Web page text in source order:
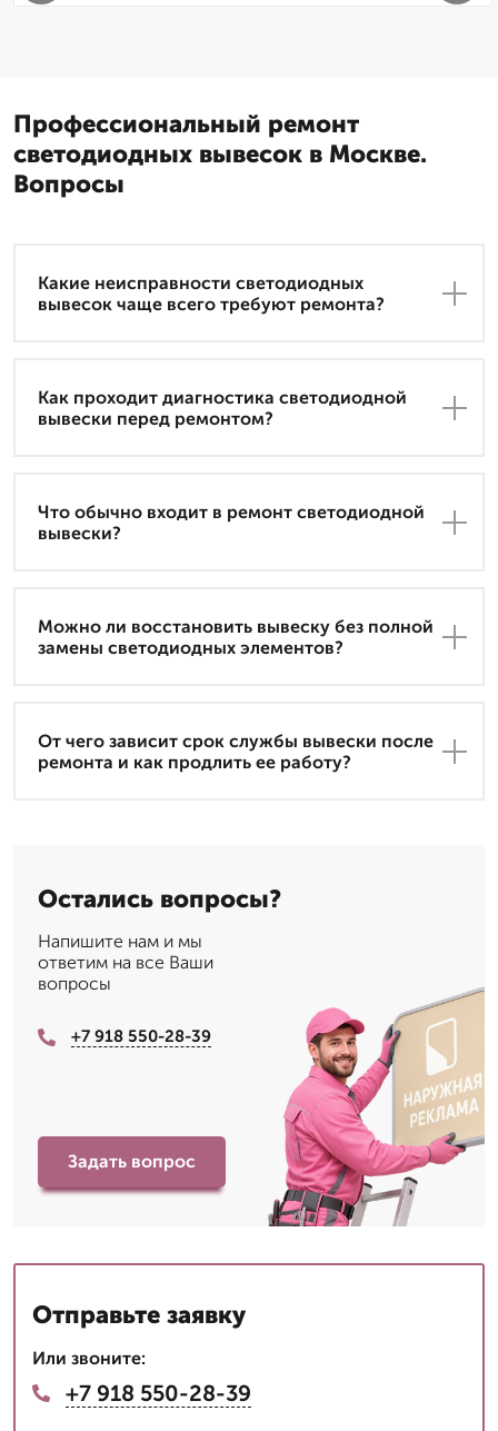
Профессиональный ремонт
светодиодных вывесок в Москве.
Вопросы
Какие неисправности светодиодных
вывесок чаще всего требуют ремонта?
Как проходит диагностика светодиодной
вывески перед ремонтом?
Что обычно входит в ремонт светодиодной
вывески?
Можно ли восстановить вывеску без полной
замены светодиодных элементов?
От чего зависит срок службы вывески после
ремонта и как продлить ее работу?
Остались вопросы?
Напишите нам и мы
ответим на все Ваши
вопросы
+7 918 550-28-39
Задать вопрос
Отправьте заявку
Или звоните:
+7 918 550-28-39